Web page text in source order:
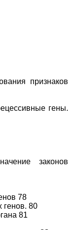
признаков
гены.
законов
78
генов. 80
81